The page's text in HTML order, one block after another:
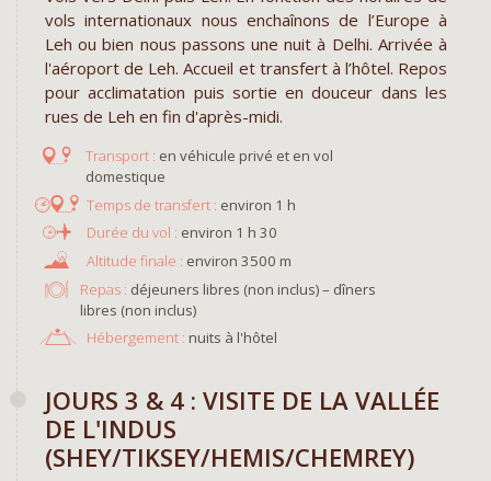
vols internationaux nous enchaînons de l’Europe à
Leh ou bien nous passons une nuit à Delhi. Arrivée à
l'aéroport de Leh. Accueil et transfert à l’hôtel. Repos
pour acclimatation puis sortie en douceur dans les
rues de Leh en fin d'après-midi.
en véhicule privé et en vol
domestique
environ 1 h
environ 1 h 30
environ 3500 m
Repas : déjeuners libres (non inclus) – dîners
libres (non inclus)
Hébergement : nuits à l'hôtel
JOURS 3 & 4 : VISITE DE LA VALLÉE
DE L'INDUS
(SHEY/TIKSEY/HEMIS/CHEMREY)